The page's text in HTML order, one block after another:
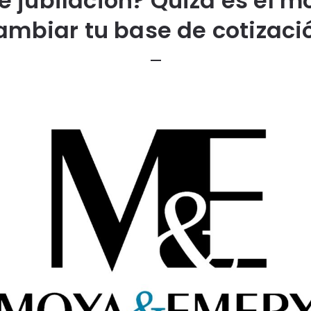
tu base de